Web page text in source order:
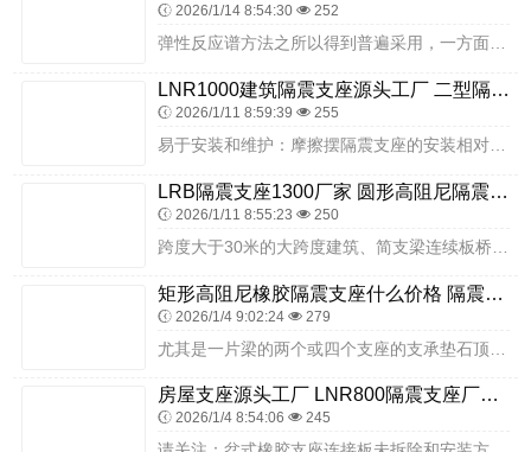
2026/1/14 8:54:30 252
弹性反应谱方法之所以得到普遍采用，一方面是因为施工时计算的相对简单，另一方面是因为它和现有的规范计算方法很接近，这样便易于接受，后应当引起注意的是众所周知隔震装...
LNR1000建筑隔震支座源头工厂 二型隔震支座厂家电话 建筑II型LRB铅芯隔震支座厂家
2026/1/11 8:59:39 255
LRB隔震支座1300厂家 圆形高阻尼隔震支座 建筑建筑隔震支座源头工厂
2026/1/11 8:55:23 250
矩形高阻尼橡胶隔震支座什么价格 隔震减震支座厂家电话 非连续端铅芯隔震支座
2026/1/4 9:02:24 279
房屋支座源头工厂 LNR800隔震支座厂家电话 建筑铅芯减橡胶隔震支座生产厂家
2026/1/4 8:54:06 245